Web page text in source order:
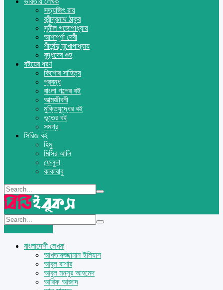
সত্যজিৎ রায়
রবীন্দ্রনাথ ঠাকুর
সুনীল গঙ্গোপাধ্যায়
আশাপূর্ণা দেবী
শীর্ষেন্দু মুখোপাধ্যায়
বুদ্ধদেব গুহ
বইয়ের ধরণ
কিশোর সাহিত্য
প্রবন্ধ
বাংলা গল্পের বই
আত্মজীবনী
মুক্তিযুদ্ধের বই
ভূতের বই
সমগ্র
সিরিজ বই
হিমু
মিসির আলি
ফেলুদা
কাকাবাবু
বাংলাদেশী লেখক
আখতারুজ্জামান ইলিয়াস
আবুল বাশার
আবুল মনসুর আহমেদ
আরিফ আজাদ